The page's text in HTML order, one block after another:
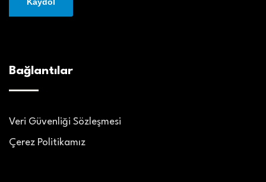
Bağlantılar
Veri Güvenliği Sözleşmesi
Çerez Politikamız